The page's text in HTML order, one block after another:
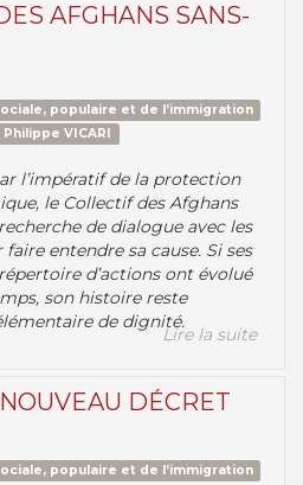
AFGHANS SANS-
populaire et de l’immigration
Philippe VICARI
l’impératif de la protection
le Collectif des Afghans
de dialogue avec les
entendre sa cause. Si ses
d’actions ont évolué
son histoire reste
de dignité.
Lire la suite
DÉCRET
populaire et de l’immigration